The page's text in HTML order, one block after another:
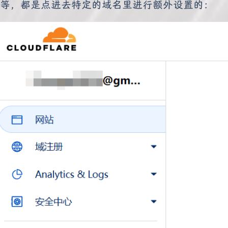
等，都是点进去特定的域名里进行额外设置的：